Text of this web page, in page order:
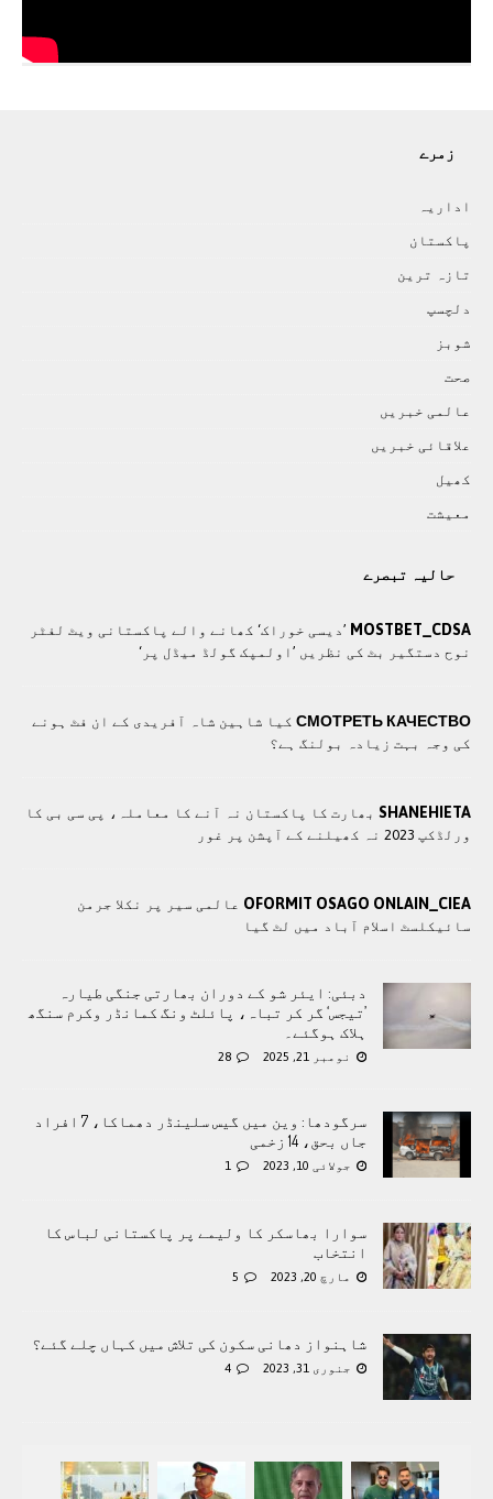
زمرے
اداريہ
پاکستان
تازہ ترين
دلچسپ
شوبز
صحت
عالمی خبريں
علاقائی خبريں
کھيل
معيشت
حالیہ تبصرے
MOSTBET_CDSA ’دیسی خوراک‘ کھانے والے پاکستانی ویٹ لفٹر
نوح دستگیر بٹ کی نظریں ’اولمپک گولڈ میڈل پر‘
СМОТРЕТЬ КАЧЕСТВО کیا شاہین شاہ آفریدی کے ان فٹ ہونے
کی وجہ بہت زیادہ بولنگ ہے؟
SHANEHIETA بھارت کا پاکستان نہ آنے کا معاملہ، پی سی بی کا
ورلڈکپ 2023 نہ کھیلنے کے آپشن پر غور
OFORMIT OSAGO ONLAIN_CIEA عالمی سیر پر نکلا جرمن
سائیکلسٹ اسلام آباد میں لٹ گیا
دبئی: ایئر شو کے دوران بھارتی جنگی طیارہ
’تیجس‘ گر کر تباہ، پائلٹ ونگ کمانڈر وکرم سنگھ
ہلاک ہوگئے۔
نومبر 21, 2025 28
سرگودھا: وین میں گیس سلینڈر دھماکا، 7 افراد
جاں بحق، 14 زخمی
جولائی 10, 2023 1
سوارا بھاسکر کا ولیمے پر پاکستانی لباس کا
انتخاب
مارچ 20, 2023 5
شاہنواز دھانی سکون کی تلاش میں کہاں چلے گئے؟
جنوری 31, 2023 4